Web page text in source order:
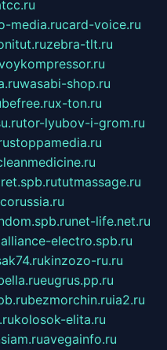
media.rucard-voice.ru
zebra-tlt.ru
wasabi-shop.ru
x-ton.ru
tor-lyubov-i-grom.ru
stoppamedia.ru
tutmassage.ru
net-life.net.ru
alliance-electro.spb.ru
kinzozo-ru.ru
eugrus.pp.ru
bezmorchin.ruia2.ru
kolosok-elita.ru
avegainfo.ru